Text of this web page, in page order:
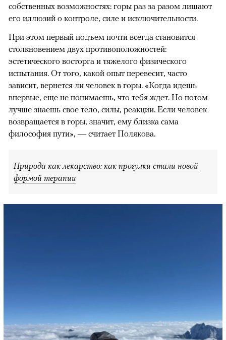
собственных возможностях: горы раз за разом лишают
его иллюзий о контроле, силе и исключительности.
При этом первый подъем почти всегда становится
столкновением двух противоположностей:
эстетического восторга и тяжелого физического
испытания. От того, какой опыт перевесит, часто
зависит, вернется ли человек в горы. «Когда идешь
впервые, еще не понимаешь, что тебя ждет. Но потом
лучше знаешь свое тело, силы, реакции. Если человек
возвращается в горы, значит, ему близка сама
философия пути», — считает Полякова.
Природа как лекарство: как прогулки стали новой
формой терапии